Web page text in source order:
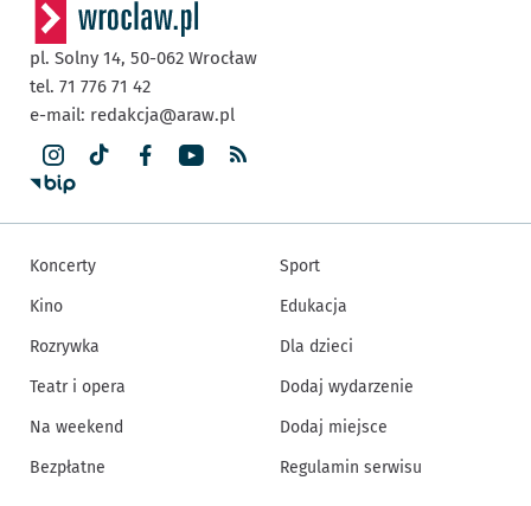
pl. Solny 14, 50-062 Wrocław
tel. 71 776 71 42
e-mail: redakcja@araw.pl
Koncerty
Kino
Rozrywka
Teatr i opera
Na weekend
Bezpłatne
Sport
Edukacja
Dla dzieci
Dodaj wydarzenie
Dodaj miejsce
Regulamin serwisu